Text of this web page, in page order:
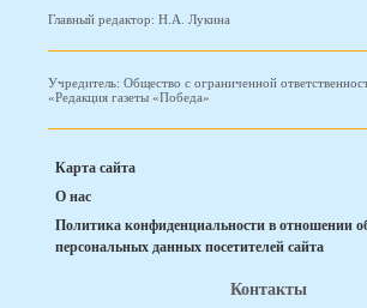
Главный редактор: Н.А. Лукина
Учредитель: Общество с ограниченной
«Редакция газеты «Победа»
Карта сайта
О нас
Политика конфиденциальности в отношении
персональных данных посетителей сайта
Контакты